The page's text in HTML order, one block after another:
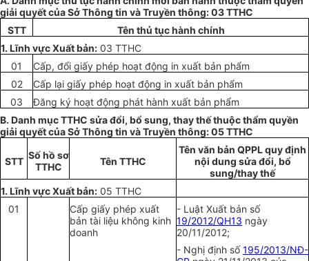
giải quyết củaSởThông tin và Truyền thông: 03 TTHC
STT
Tên thủ tục hành chính
1. Lĩnh vực Xuất bản: 03 TTHC
01
Cấp, đổi giấy phép hoạt động in xuất bản phẩm
02
Cấp lại giấy phép hoạt động in xuất bản phẩm
03
Đăng ký hoạt động phát hành xuất bản phẩm
B. Danh mục TTHC sửa đổi, bổ sung, thay thế thuộc thẩm quyền
giải quyết củaSởThông tin và Truyền thông: 05 TTHC
STT
Số hồ sơ
TTHC
Tên TTHC
Tên văn bản QPPL quy định
nội dung sửa đổi, bổ
sung/thay thế
1. Lĩnh vực Xuất bản: 05 TTHC
01
Cấp giấy phép xuất
bản tài liệu không kinh
doanh
- Luật Xuất bản số
19/2012/QH13 ngày
20/11/2012;
- Nghị định số195/2013/NĐ-